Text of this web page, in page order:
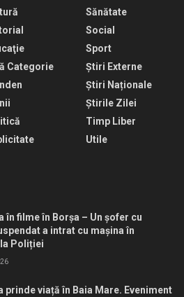
Categorie
Sănătate
Social
Sport
Știri Externe
Știri Naționale
Știrile Zilei
Timp Liber
Utile
în filme în Borșa – Un șofer cu
a intrat cu mașina în
Poliției
prinde viață în Baia Mare. Eveniment